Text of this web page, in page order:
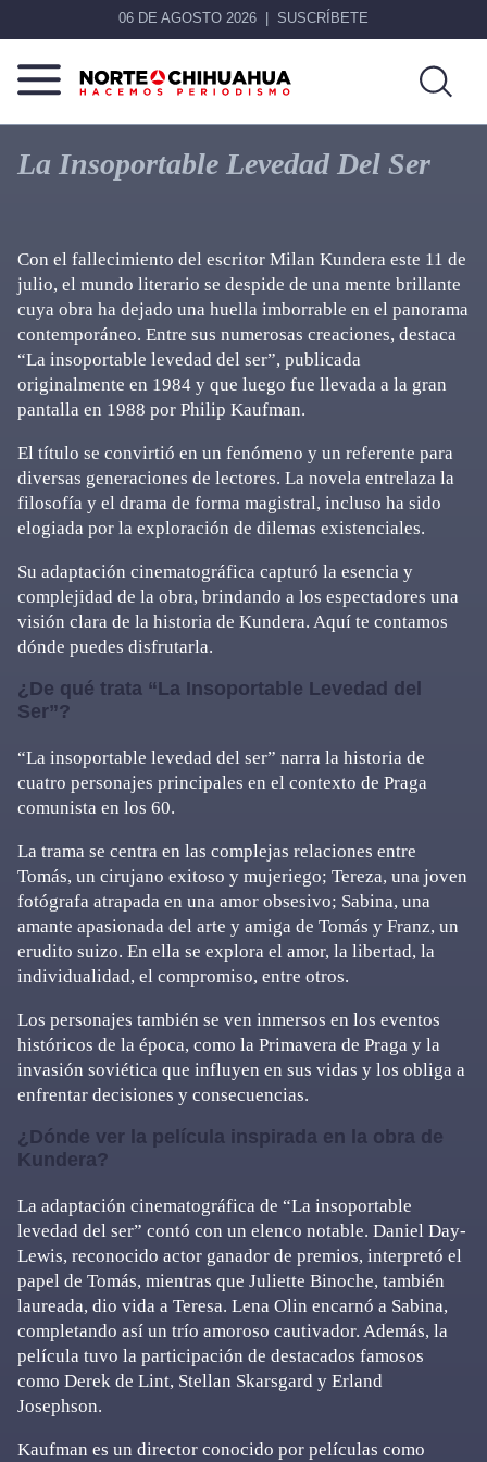
06 DE AGOSTO 2026 SUSCRÍBETE
Norte
Chihuahua
Más
que
noticias,
La Insoportable Levedad Del Ser
Con el fallecimiento del escritor Milan Kundera este 11 de
julio, el mundo literario se despide de una mente brillante
cuya obra ha dejado una huella imborrable en el panorama
contemporáneo. Entre sus numerosas creaciones, destaca
“La insoportable levedad del ser”, publicada
originalmente en 1984 y que luego fue llevada a la gran
pantalla en 1988 por Philip Kaufman.
El título se convirtió en un fenómeno y un referente para
diversas generaciones de lectores. La novela entrelaza la
filosofía y el drama de forma magistral, incluso ha sido
elogiada por la exploración de dilemas existenciales.
Su adaptación cinematográfica capturó la esencia y
complejidad de la obra, brindando a los espectadores una
visión clara de la historia de Kundera. Aquí te contamos
dónde puedes disfrutarla.
¿De qué trata “La Insoportable Levedad del
Ser”?
“La insoportable levedad del ser” narra la historia de
cuatro personajes principales en el contexto de Praga
comunista en los 60.
La trama se centra en las complejas relaciones entre
Tomás, un cirujano exitoso y mujeriego; Tereza, una joven
fotógrafa atrapada en una amor obsesivo; Sabina, una
amante apasionada del arte y amiga de Tomás y Franz, un
erudito suizo. En ella se explora el amor, la libertad, la
individualidad, el compromiso, entre otros.
Los personajes también se ven inmersos en los eventos
históricos de la época, como la Primavera de Praga y la
invasión soviética que influyen en sus vidas y los obliga a
enfrentar decisiones y consecuencias.
¿Dónde ver la película inspirada en la obra de
Kundera?
La adaptación cinematográfica de “La insoportable
levedad del ser” contó con un elenco notable. Daniel Day-
Lewis, reconocido actor ganador de premios, interpretó el
papel de Tomás, mientras que Juliette Binoche, también
laureada, dio vida a Teresa. Lena Olin encarnó a Sabina,
completando así un trío amoroso cautivador. Además, la
película tuvo la participación de destacados famosos
como Derek de Lint, Stellan Skarsgard y Erland
Josephson.
Kaufman es un director conocido por películas como